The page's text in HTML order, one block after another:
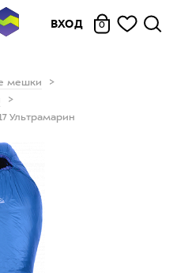
ВХОД 0
мешки
Ультрамарин